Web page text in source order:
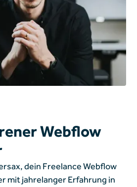
Webflow
dein Freelance Webflow
mit jahrelanger Erfahrung in